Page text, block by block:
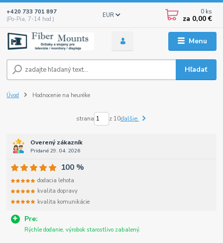
Menu
EUR
Hľadať
+420 733 701 897
(Po-Pia, 7-14 hod.)
0 ks
za 0,00 €
Úvod Hodnocenie na heuréke
strana z 10ďalšie
Overený zákazník
Pridané 29. 04. 2026
Pre:
Rýchle dodanie, výrobok starostlivo zabalený.
100 %
dodacia lehota
kvalita dopravy
kvalita komunikácie